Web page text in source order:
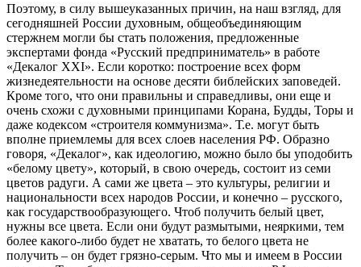
Поэтому, в силу вышеуказанных причин, на наш взгляд, для
сегодняшней России духовным, общеобъединяющим
стержнем могли бы стать положения, предложенные
экспертами фонда «Русский предприниматель» в работе
«Декалог ХХI». Если коротко: построение всех форм
жизнедеятельности на основе десяти библейских заповедей.
Кроме того, что они правильны и справедливы, они еще и
очень схожи с духовными принципами Корана, Будды, Торы и
даже кодексом «строителя коммунизма». Т.е. могут быть
вполне приемлемы для всех слоев населения РФ. Образно
говоря, «Декалог», как идеологию, можно было бы уподобить
«белому цвету», который, в свою очередь, состоит из семи
цветов радуги. А сами же цвета – это культуры, религии и
национальности всех народов России, и конечно – русского,
как государствообразующего. Чтоб получить белый цвет,
нужны все цвета. Если они будут размытыми, неяркими, тем
более какого-либо будет не хватать, то белого цвета не
получить – он будет грязно-серым. Что мы и имеем в России